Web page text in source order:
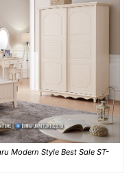
Modern Style Best Sale ST-